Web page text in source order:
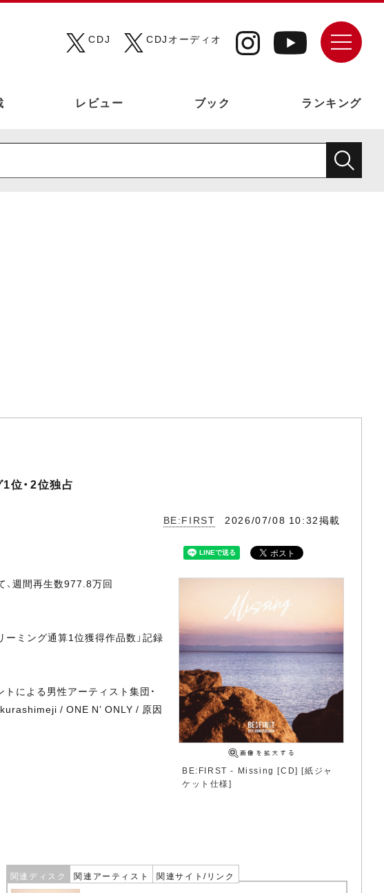
CDJ
CDJオーディオ
レビュー ブック ランキング
・2位独占
BE:FIRST 2026/07/08 10:32掲載
BE:FIRST - Missing [CD] [紙ジャ
ケット仕様]
、週間再生数977.8万回
ミング通算1位獲得作品数」記録
による男性アーティスト集団・
/ ONE N’ ONLY / 原因
関連ディスク 関連アーティスト 関連サイト/リンク